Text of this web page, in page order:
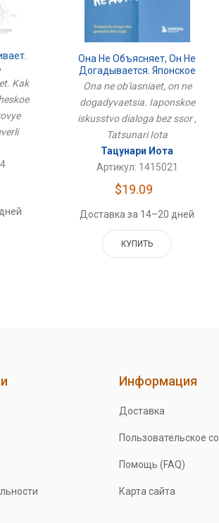
И
Kak
Она Не Объясняет, Он Не
Догадывается. Японское
Искусство Диалога Без Ссор
Ona ne ob'iasniaet, on ne
dogadyvaetsia. Iaponskoe
iskusstvo dialoga bez ssor ,
Tatsunari Iota
Тацунари Иота
Артикул: 1415021
$19.09
Доставка за 14–20 дней
КУПИТЬ
Информация
Доставка
Пользовательское
Помощь (FAQ)
Карта сайта